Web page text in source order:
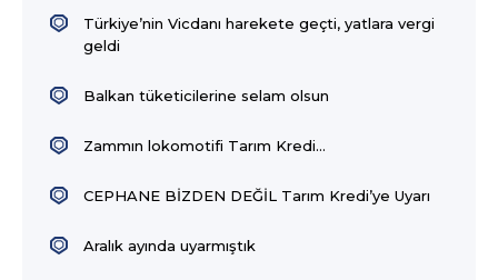
Türkiye’nin Vicdanı harekete geçti, yatlara vergi
geldi
Balkan tüketicilerine selam olsun
Zammın lokomotifi Tarım Kredi…
CEPHANE BİZDEN DEĞİL Tarım Kredi’ye Uyarı
Aralık ayında uyarmıştık